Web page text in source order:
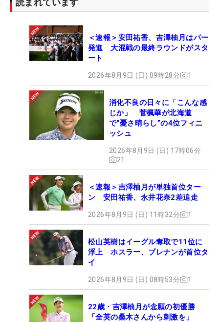
読まれています
＜速報＞安田祐香、吉澤柚月はパー
発進 大混戦の最終ラウンドがスタ
ート
2026年8月9日 (日) 09時28分 1
消化不良の日々に「こんな感
じか」 菅楓華が北海道
で“憂さ晴らし”の4位フィニ
ッシュ
2026年8月9日 (日) 17時06分
21
＜速報＞吉澤柚月が単独首位ター
ン 安田祐香、永井花奈2差追走
2026年8月9日 (日) 11時32分 1
松山英樹はイーグル奪取で11位に
浮上 ホスラー、ブレナンが首位タ
イ
2026年8月9日 (日) 08時53分 1
22歳・吉澤柚月が念願の初優勝
「全英の桑木さんから刺激を」